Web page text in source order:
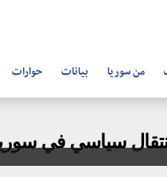
من سوريا بيانات حوارات
انتقال سياسي في